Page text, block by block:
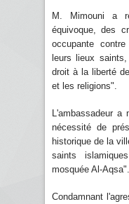
M. Mimouni a
équivoque, des
occupante
leurs lieux
droit à la liberté
et les religions".
L'ambassadeur
nécessité de
historique de la
saints
mosquée Al-Aqsa".
Condamnant